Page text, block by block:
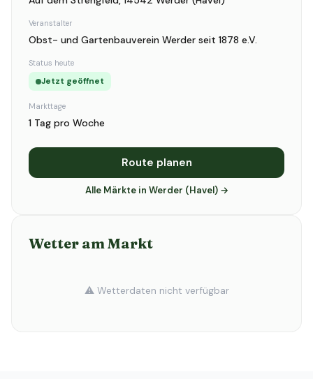
Veranstalter
Obst- und Gartenbauverein Werder seit 1878 e.V.
Status heute
Jetzt geöffnet
Markttage
1 Tag pro Woche
Route planen
Alle Märkte in Werder (Havel) →
Wetter am Markt
⚠️ Wetterdaten nicht verfügbar